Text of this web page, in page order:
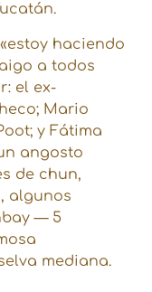
haciendo
a todos
el ex-
Mario
y Fátima
angosto
de chun,
algunos
— 5
mediana.